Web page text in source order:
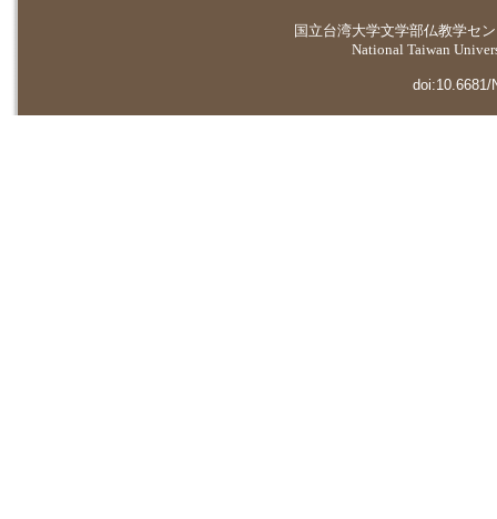
国立台湾大学文学部仏教学セ
National Taiwan
doi:10.6681/